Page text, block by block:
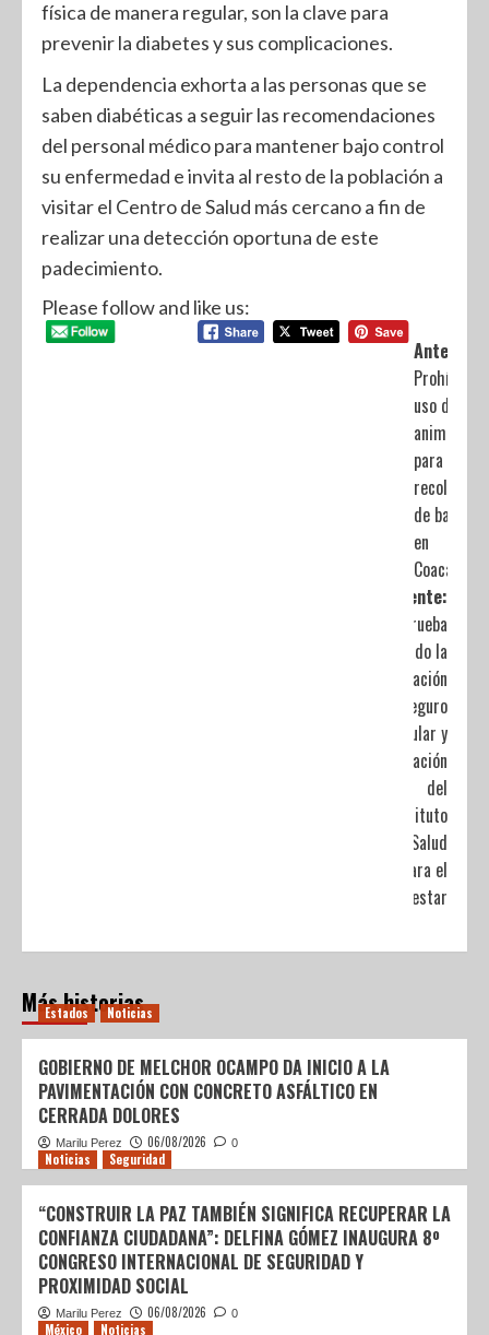
física de manera regular, son la clave para
prevenir la diabetes y sus complicaciones.
La dependencia exhorta a las personas que se
saben diabéticas a seguir las recomendaciones
del personal médico para mantener bajo control
su enfermedad e invita al resto de la población a
visitar el Centro de Salud más cercano a fin de
realizar una detección oportuna de este
padecimiento.
Please follow and like us:
Anterior:
Prohíben el
uso de
animales
para la
recolección
de basura
en
Coacalco
Siguiente:
Aprueba
Senado la
eliminación
del Seguro
Popular y
la creación
del
Instituto
de Salud
para el
Bienestar
Más historias
Estados Noticias
GOBIERNO DE MELCHOR OCAMPO DA INICIO A LA
PAVIMENTACIÓN CON CONCRETO ASFÁLTICO EN
CERRADA DOLORES
Marilu Perez 06/08/2026 0
Noticias Seguridad
“CONSTRUIR LA PAZ TAMBIÉN SIGNIFICA RECUPERAR LA
CONFIANZA CIUDADANA”: DELFINA GÓMEZ INAUGURA 8º
CONGRESO INTERNACIONAL DE SEGURIDAD Y
PROXIMIDAD SOCIAL
Marilu Perez 06/08/2026 0
México Noticias